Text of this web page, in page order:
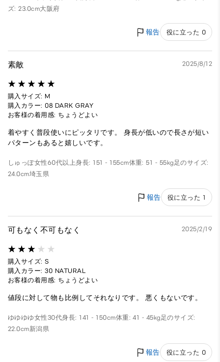
ズ: 23.0cm大阪府
報告 役に立った 0
素敵 2025/8/12
購入サイズ: M
購入カラー: 08 DARK GRAY
お客様の着用感: ちょうどよい
着やすく普段使いにピッタリです。 身長が低いので長さが短い
パターンもあると嬉しいです。
しゅっぽ女性60代以上身長: 151 - 155cm体重: 51 - 55kg足のサイズ:
24.0cm埼玉県
報告 役に立った 1
可もなく不可もなく 2025/2/19
購入サイズ: S
購入カラー: 30 NATURAL
お客様の着用感: ちょうどよい
値段に対して物も比例してそれなりです。 悪くもないです。
ゆゆゆゆ女性30代身長: 141 - 150cm体重: 41 - 45kg足のサイズ:
22.0cm新潟県
報告 役に立った 0